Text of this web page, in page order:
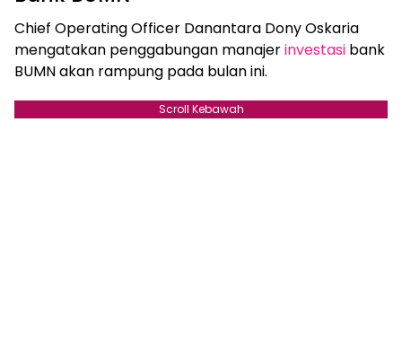
Chief Operating Officer Danantara Dony Oskaria
mengatakan penggabungan manajerinvestasi bank
BUMN akan rampung pada bulan ini.
Scroll Kebawah